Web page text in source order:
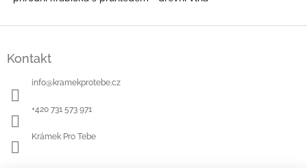
Kontakt
info@kramekprotebe.cz
+420 731 573 971
Krámek Pro Tebe